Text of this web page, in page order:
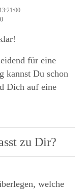
Kommentare
0
für eine
kannst Du schon
Dich auf eine
zu Dir?
welche